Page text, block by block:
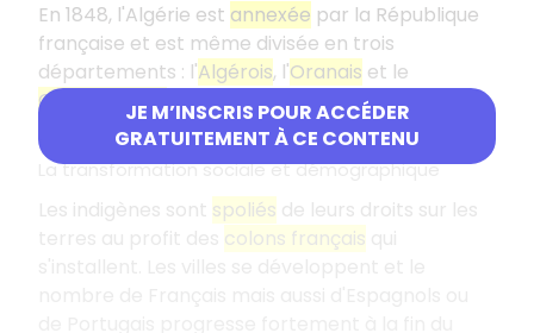
JE M’INSCRIS POUR ACCÉDER
GRATUITEMENT À CE CONTENU
En 1848, l'Algérie est annexée par la République
française et est même divisée en trois
départements : l'Algérois, l'Oranais et le
Constantinois. L'Algérie est alors envisagée
comme unecolonie de peuplement.
La transformation sociale et démographique
Les indigènes sont spoliés de leurs droits sur les
colons français